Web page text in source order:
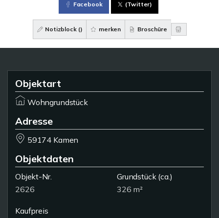
Facebook (Twitter)
Notizblock () merken Broschüre
Objektart
Wohngrundstück
Adresse
59174 Kamen
Objektdaten
Objekt-Nr.
2626
Grundstück(ca.)
326 m²
Kaufpreis